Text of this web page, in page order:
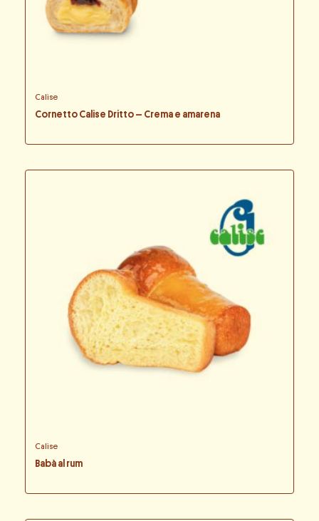
Calise
Cornetto Calise Dritto – Crema e amarena
Calise
Babà al rum